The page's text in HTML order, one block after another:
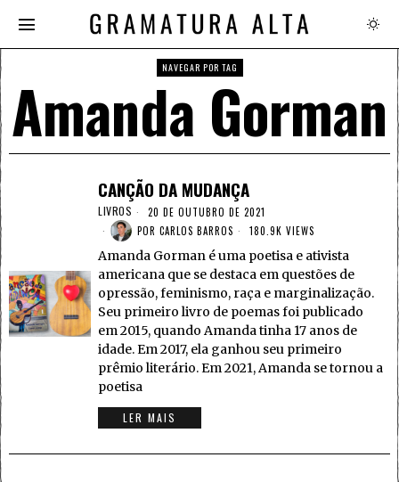
NAVEGAR POR TAG
Amanda Gorman
CANÇÃO DA MUDANÇA
LIVROS
20 DE OUTUBRO DE 2021
POR CARLOS BARROS 180.9K VIEWS
Amanda Gorman é uma poetisa e ativista
americana que se destaca em questões de
opressão, feminismo, raça e marginalização.
Seu primeiro livro de poemas foi publicado
em 2015, quando Amanda tinha 17 anos de
idade. Em 2017, ela ganhou seu primeiro
prêmio literário. Em 2021, Amanda se tornou a
poetisa
LER MAIS